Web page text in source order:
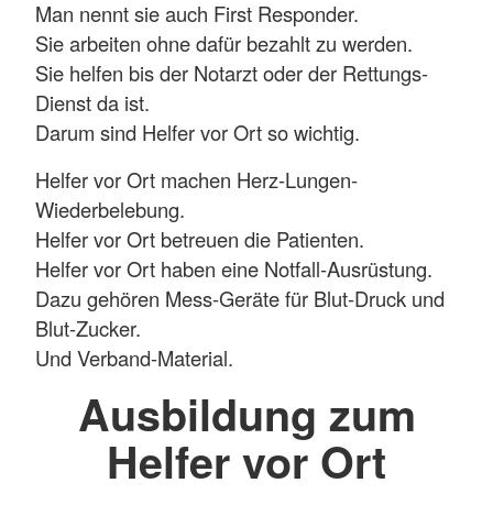
Man nennt sie auch First Responder.
Sie arbeiten ohne dafür bezahlt zu werden.
Sie helfen bis der Notarzt oder der Rettungs-
Dienst da ist.
Darum sind Helfer vor Ort so wichtig.
Helfer vor Ort machen Herz-Lungen-
Wiederbelebung.
Helfer vor Ort betreuen die Patienten.
Helfer vor Ort haben eine Notfall-Ausrüstung.
Dazu gehören Mess-Geräte für Blut-Druck und
Blut-Zucker.
Und Verband-Material.
Ausbildung zum
Helfer vor Ort